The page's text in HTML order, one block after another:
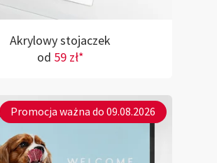
Akrylowy stojaczek
od 59 zł*
Promocja ważna do 09.08.2026